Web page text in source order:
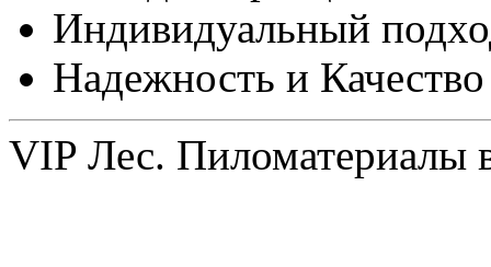
Индивидуальный
Надежность и Качество
VIP Лес. Пиломатериалы